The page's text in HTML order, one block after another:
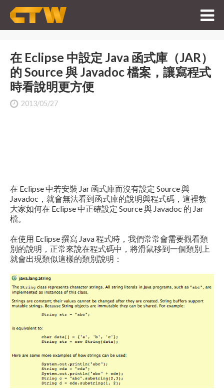
在 Eclipse 中設定 Java 函式庫（JAR）
的 Source 與 Javadoc 檔案，讓寫程式
時看說明更方便
2013/05/27
在 Eclipse 中若安裝 Jar 函式庫而沒有設定 Source 與
Javadoc，就會無法看到函式庫的說明與程式碼，這裡教
大家如何在 Eclipse 中正確設定 Source 與 Javadoc 的 Jar
檔。
在使用 Eclipse 撰寫 Java 程式時，我們常常會需要觀看類
別的說明，正常來說在程式碼中，將滑鼠移到一個類別上
就會出現類似這樣的類別說明：